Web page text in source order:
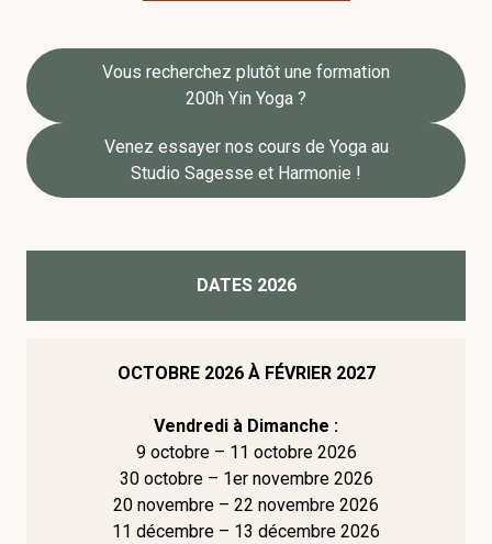
Vous recherchez plutôt une formation
200h Yin Yoga ?
Venez essayer nos cours de Yoga au
Studio Sagesse et Harmonie !
DATES 2026
OCTOBRE 2026 À FÉVRIER 2027
Vendredi à Dimanche :
9 octobre – 11 octobre 2026
30 octobre – 1er novembre 2026
20 novembre – 22 novembre 2026
11 décembre – 13 décembre 2026